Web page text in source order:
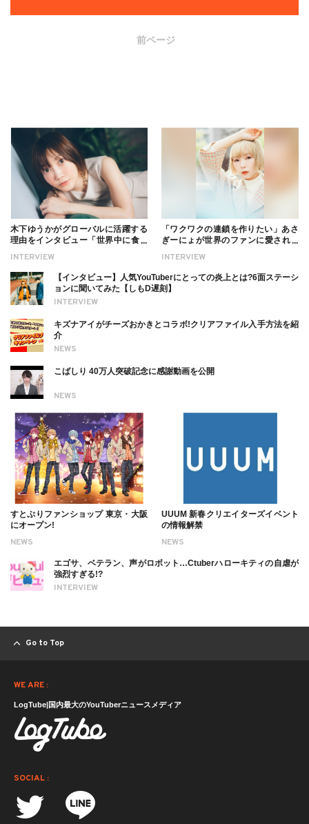
前ページ
INTERVIEW
木下ゆうかがグローバルに活躍する
理由をインタビュー「世界中に食べ
ついても
INTERVIEW
「ワクワクの連鎖を作りたい」あさ
ぎーにょが世界のファンに愛される
INTERVIEW
【インタビュー】人気YouTuberにとっての炎上とは?6面ステーシ
ョンに聞いてみた【しもD遅刻】
NEWS
キズナアイがチーズおかきとコラボ!クリアファイル入手方法を紹
介
NEWS
こばしり 40万人突破記念に感謝動画を公開
NEWS
すとぷりファンショップ 東京・大阪
にオープン!
NEWS
UUUM 新春クリエイターズイベント
の情報解禁
INTERVIEW
エゴサ、ベテラン、声がロボット…Ctuberハローキティの自虐が
強烈すぎる!?
Go to Top
WE ARE :
LogTube|国内最大のYouTuberニュースメディア
SOCIAL :